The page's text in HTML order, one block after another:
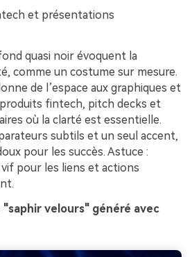
et présentations
quasi noir évoquent la
comme un costume sur mesure.
de l’espace aux graphiques et
produits fintech, pitch decks et
où la clarté est essentielle.
subtils et un seul accent,
pour les succès. Astuce :
pour les liens et actions
"saphir velours" généré avec